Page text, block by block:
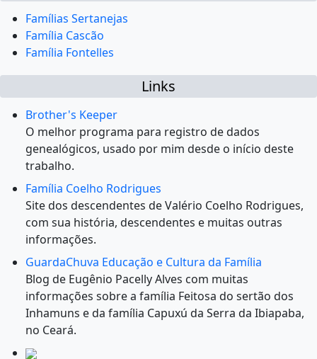
Famílias Sertanejas
Família Cascão
Família Fontelles
Links
Brother's Keeper
O melhor programa para registro de dados
genealógicos, usado por mim desde o início deste
trabalho.
Família Coelho Rodrigues
Site dos descendentes de Valério Coelho Rodrigues,
com sua história, descendentes e muitas outras
informações.
GuardaChuva Educação e Cultura da Família
Blog de Eugênio Pacelly Alves com muitas
informações sobre a família Feitosa do sertão dos
Inhamuns e da família Capuxú da Serra da Ibiapaba,
no Ceará.